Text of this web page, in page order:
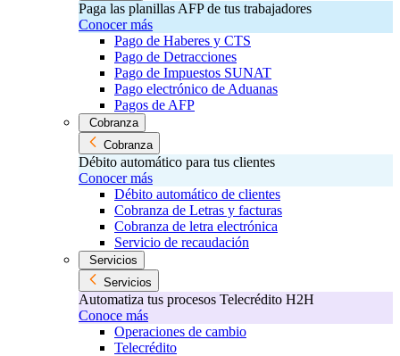
Paga las planillas AFP de tus trabajadores
Conocer más
Pago de Haberes y CTS
Pago de Detracciones
Pago de Impuestos SUNAT
Pago electrónico de Aduanas
Pagos de AFP
Cobranza
Cobranza
Débito automático para tus clientes
Conocer más
Débito automático de clientes
Cobranza de Letras y facturas
Cobranza de letra electrónica
Servicio de recaudación
Servicios
Servicios
Automatiza tus procesos Telecrédito H2H
Conoce más
Operaciones de cambio
Telecrédito